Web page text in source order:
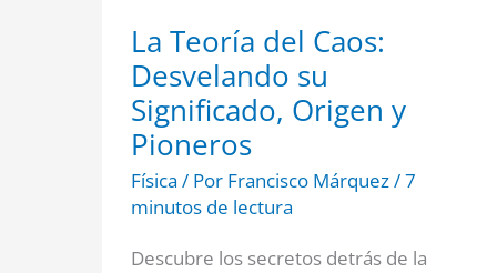
La Teoría del Caos:
Desvelando su
Significado, Origen y
Pioneros
Física / Por Francisco Márquez/7
minutos de lectura
Descubre los secretos detrás de la